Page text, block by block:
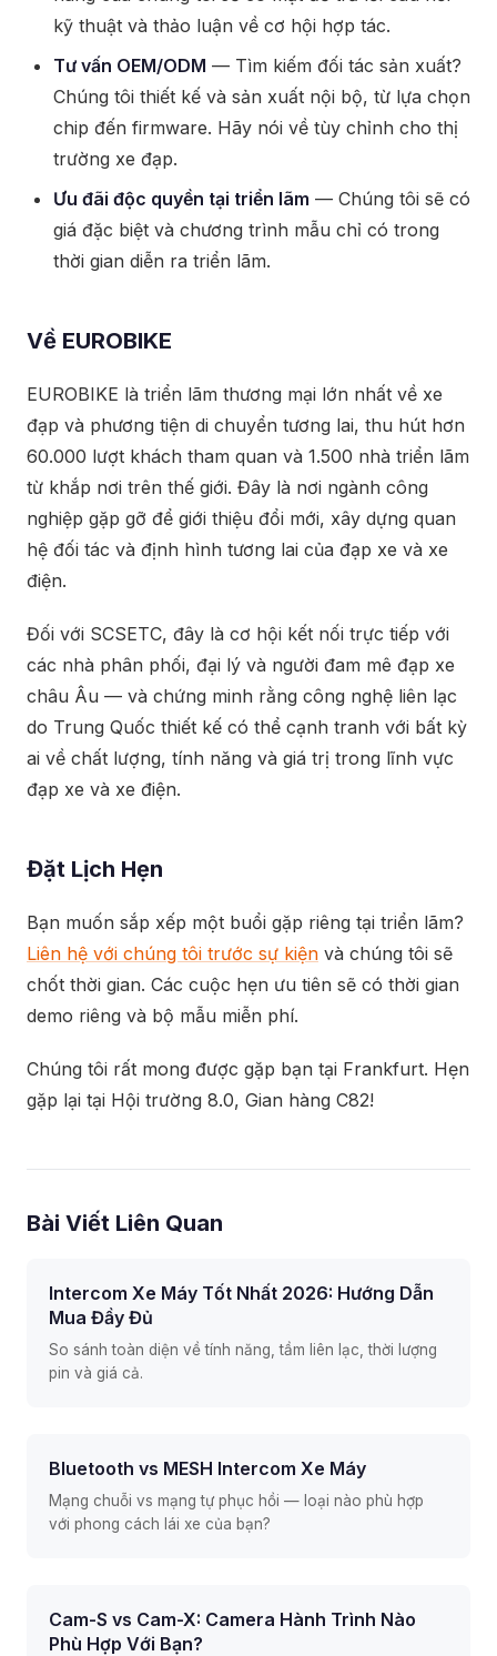
kỹ thuật và thảo luận về cơ hội hợp tác.
Tư vấn OEM/ODM — Tìm kiếm đối tác sản xuất?
Chúng tôi thiết kế và sản xuất nội bộ, từ lựa chọn
chip đến firmware. Hãy nói về tùy chỉnh cho thị
trường xe đạp.
Ưu đãi độc quyền tại triển lãm — Chúng tôi sẽ có
giá đặc biệt và chương trình mẫu chỉ có trong
thời gian diễn ra triển lãm.
Về EUROBIKE
EUROBIKE là triển lãm thương mại lớn nhất về xe
đạp và phương tiện di chuyển tương lai, thu hút hơn
60.000 lượt khách tham quan và 1.500 nhà triển lãm
từ khắp nơi trên thế giới. Đây là nơi ngành công
nghiệp gặp gỡ để giới thiệu đổi mới, xây dựng quan
hệ đối tác và định hình tương lai của đạp xe và xe
điện.
Đối với SCSETC, đây là cơ hội kết nối trực tiếp với
các nhà phân phối, đại lý và người đam mê đạp xe
châu Âu — và chứng minh rằng công nghệ liên lạc
do Trung Quốc thiết kế có thể cạnh tranh với bất kỳ
ai về chất lượng, tính năng và giá trị trong lĩnh vực
đạp xe và xe điện.
Đặt Lịch Hẹn
Bạn muốn sắp xếp một buổi gặp riêng tại triển lãm?
Liên hệ với chúng tôi trước sự kiện và chúng tôi sẽ
chốt thời gian. Các cuộc hẹn ưu tiên sẽ có thời gian
demo riêng và bộ mẫu miễn phí.
Chúng tôi rất mong được gặp bạn tại Frankfurt. Hẹn
gặp lại tại Hội trường 8.0, Gian hàng C82!
Bài Viết Liên Quan
Intercom Xe Máy Tốt Nhất 2026: Hướng Dẫn
Mua Đầy Đủ
So sánh toàn diện về tính năng, tầm liên lạc, thời lượng
pin và giá cả.
Bluetooth vs MESH Intercom Xe Máy
Mạng chuỗi vs mạng tự phục hồi — loại nào phù hợp
với phong cách lái xe của bạn?
Cam-S vs Cam-X: Camera Hành Trình Nào
Phù Hợp Với Bạn?